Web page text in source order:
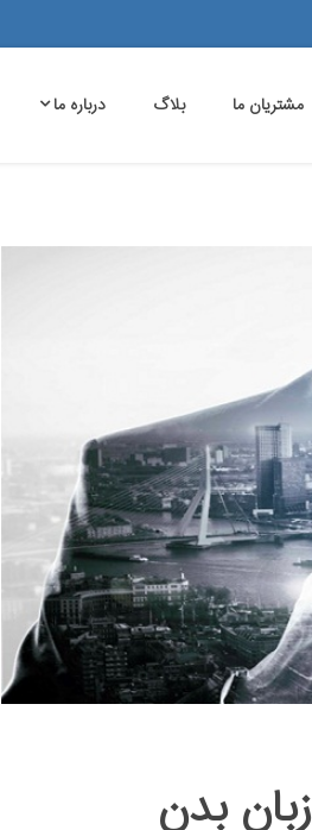
مشتریان ما بلاگ درباره ما